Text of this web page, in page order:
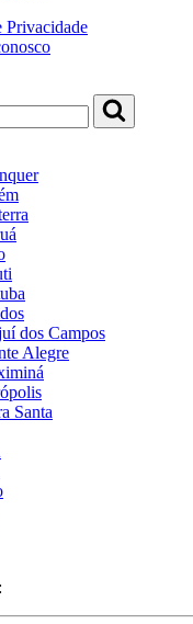
Privacidade
dos Campos
Alegre
Santa